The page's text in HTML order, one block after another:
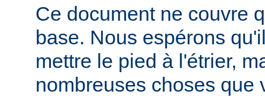
Ce document ne couvre
base. Nous espérons
mettre le pied à l'étrier,
nombreuses choses que